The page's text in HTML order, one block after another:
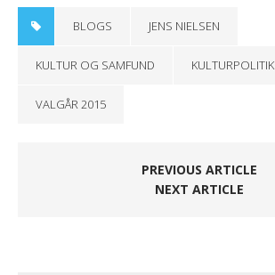
BLOGS JENS NIELSEN
KULTUR OG SAMFUND KULTURPOLITIK
VALGÅR 2015
PREVIOUS ARTICLE
NEXT ARTICLE